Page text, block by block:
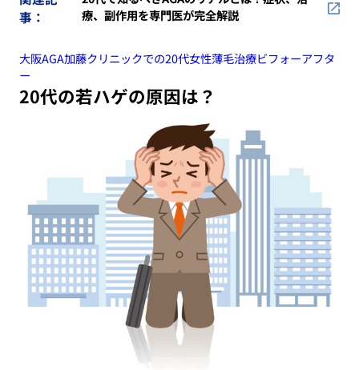
事：
療、副作用を専門医が完全解説
大阪AGA加藤クリニックでの20代女性薄毛治療ビフォーアフタ
ー
20代の若ハゲの原因は？